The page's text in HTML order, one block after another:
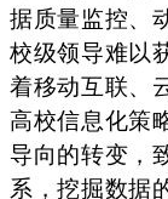
据质量监控、
校级领导难以
着移动互联、
高校信息化策
导向的转变，
系，挖掘数据